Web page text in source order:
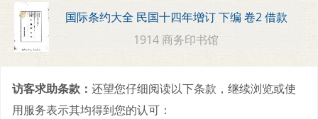
国际条约大全 民国十四年增订 下编 卷2 借款
1914 商务印书馆
访客求助条款： 还望您仔细阅读以下条款，继续浏览或使
用服务表示其均得到您的认可：